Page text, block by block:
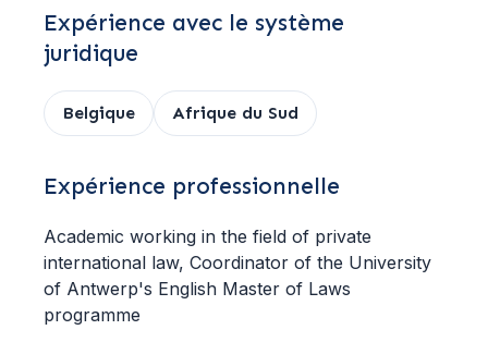
Expérience avec le système
juridique
Belgique Afrique du Sud
Expérience professionnelle
Academic working in the field of private
international law, Coordinator of the University
of Antwerp's English Master of Laws
programme